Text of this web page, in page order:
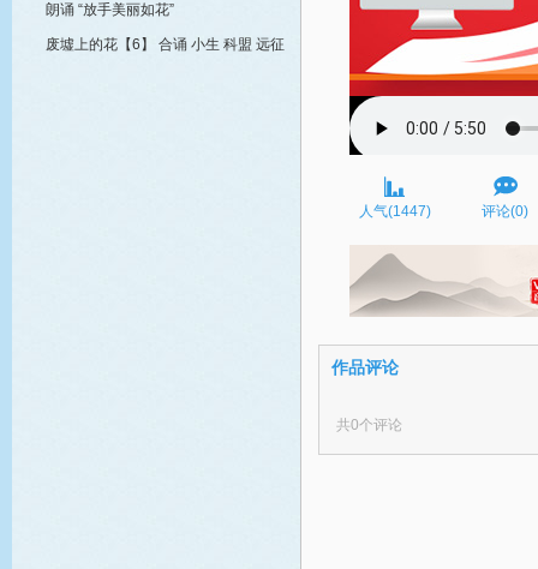
朗诵 “放手美丽如花”
废墟上的花【6】 合诵 小生 科盟 远征
人气(1447) 评论(0)
作品评论
共0个评论